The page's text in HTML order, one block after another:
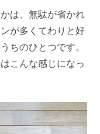
は、無駄が省かれ
が多くてわりと好
ちのひとつです。
こんな感じになっ